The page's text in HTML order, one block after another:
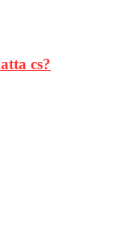
cs?